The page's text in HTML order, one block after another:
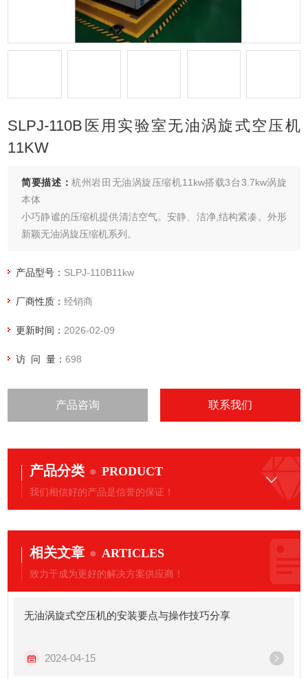
SLPJ-110B医用实验室无油涡旋式空压机
11KW
简要描述：杭州岩田无油涡旋压缩机11kw搭载3台3.7kw涡旋
本体
小巧静谧的压缩机提供清洁空气。安静、洁净,结构紧凑。外形
新颖无油涡旋压缩机系列。
担心影响环境
产品型号： SLPJ-110B11kw
厂商性质：经销商
更新时间： 2026-02-09
访 问 量：698
产品咨询 联系我们
产品分类 PRODUCT
我们相信好的产品是信誉的保证！
相关文章 ARTICLES
致力于成为更好的解决方案供应商！
无油涡旋式空压机的安装要点与操作技巧分享
2024-04-15